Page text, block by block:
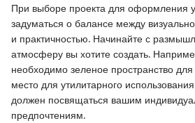
При выборе проекта для оформления
задуматься о балансе между
и практичностью. Начинайте с
атмосферу вы хотите создать.
необходимо зеленое пространство
место для утилитарного
должен посвящаться вашим
предпочтениям.